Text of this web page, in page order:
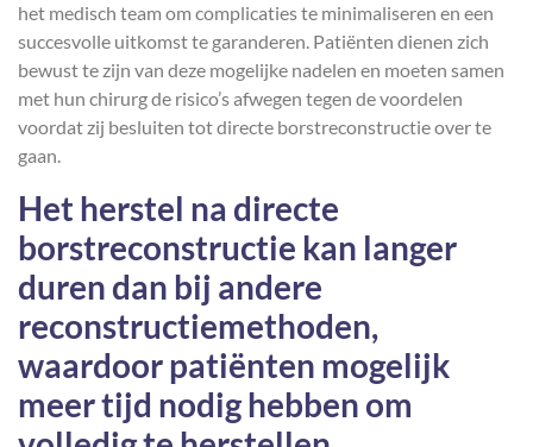
het medisch team om complicaties te minimaliseren en een
succesvolle uitkomst te garanderen. Patiënten dienen zich
bewust te zijn van deze mogelijke nadelen en moeten samen
met hun chirurg de risico’s afwegen tegen de voordelen
voordat zij besluiten tot directe borstreconstructie over te
gaan.
Het herstel na directe
borstreconstructie kan langer
duren dan bij andere
reconstructiemethoden,
waardoor patiënten mogelijk
meer tijd nodig hebben om